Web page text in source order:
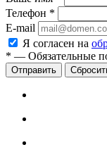
Телефон *
E-mail
Я согласен на
* — Обязательные